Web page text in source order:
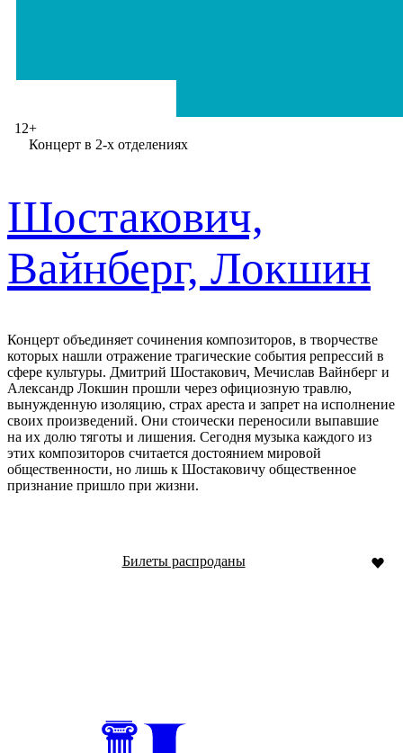
Концерт в 2-х отделениях
12+
Шостакович,
Вайнберг, Локшин
Концерт объединяет сочинения композиторов, в творчестве
которых нашли отражение трагические события репрессий в
сфере культуры. Дмитрий Шостакович, Мечислав Вайнберг и
Александр Локшин прошли через официозную травлю,
вынужденную изоляцию, страх ареста и запрет на исполнение
своих произведений. Они стоически переносили выпавшие
на их долю тяготы и лишения. Сегодня музыка каждого из
этих композиторов считается достоянием мировой
общественности, но лишь к Шостаковичу общественное
признание пришло при жизни.
Билеты распроданы